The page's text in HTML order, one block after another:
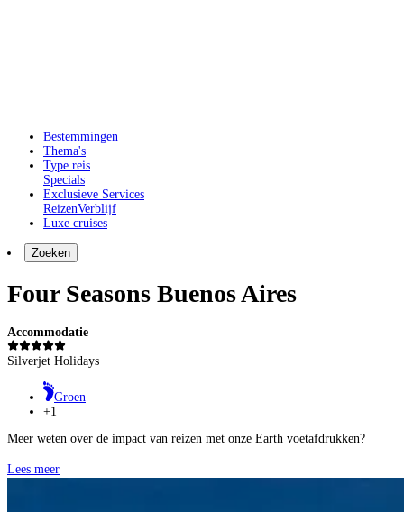
Bestemmingen
Thema's
Type reis
Specials
Exclusieve Services
ReizenVerblijf
Luxe cruises
Zoeken
Four Seasons Buenos Aires
Accommodatie
Silverjet Holidays
Groen
+1
Meer weten over de impact van reizen met onze Earth voetafdrukken?
Lees meer